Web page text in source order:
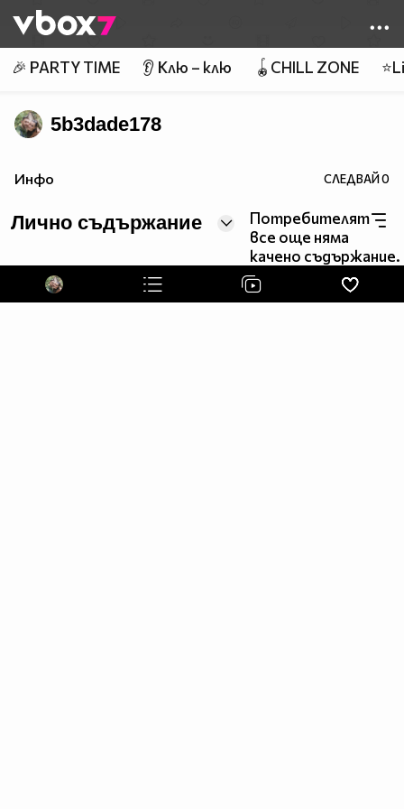
👾
🎉 PARTY TIME 👂 Клю – клю 🪀CHILL ZONE
5b3dade178
Инфо СЛЕДВАЙ0
Лично съдържание
Потребителят
все още няма
качено съдържание.